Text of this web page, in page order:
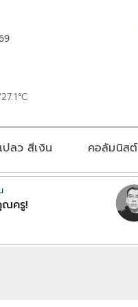
เปลว สีเงิน คอลัมนิสต์
ณครู!